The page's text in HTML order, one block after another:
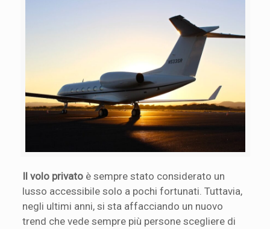
Il volo privato è sempre stato considerato un
lusso accessibile solo a pochi fortunati. Tuttavia,
negli ultimi anni, si sta affacciando un nuovo
trend che vede sempre più persone scegliere di